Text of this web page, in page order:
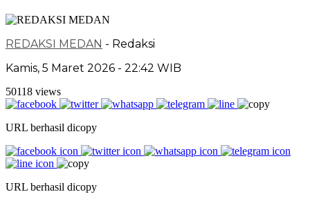
REDAKSI MEDAN - Redaksi
Kamis, 5 Maret 2026 - 22:42 WIB
50118 views
URL berhasil dicopy
URL berhasil dicopy